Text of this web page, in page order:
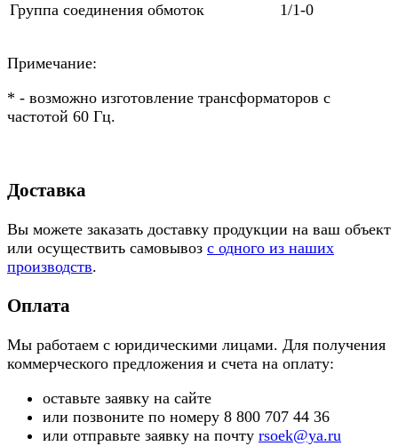
Группа соединения обмоток 1/1-0
Примечание:
* - возможно изготовление трансформаторов с
частотой 60 Гц.
Доставка
Вы можете заказать доставку продукции на ваш объект
или осуществить самовывоз с одного из наших
производств.
Оплата
Мы работаем с юридическими лицами. Для получения
коммерческого предложения и счета на оплату:
оставьте заявку на сайте
или позвоните по номеру 8 800 707 44 36
или отправьте заявку на почту rsoek@ya.ru